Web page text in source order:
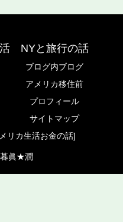
NYと旅行の話
ブログ内ブログ
アメリカ移住前
プロフィール
サイトマップ
リカ生活お金の話]
眞★潤